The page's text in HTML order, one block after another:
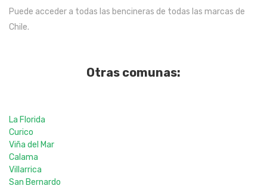
Puede acceder a todas las bencineras de todas las marcas de
Chile.
Otras comunas:
La Florida
Curico
Viña del Mar
Calama
Villarrica
San Bernardo